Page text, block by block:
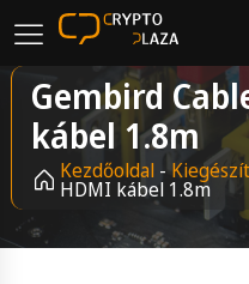
Gembird
kábel 1.8m
Kezdőoldal-
HDMI kábel 1.8m